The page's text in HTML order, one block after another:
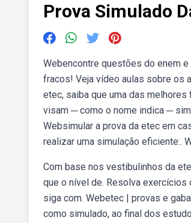
Prova Simulado
Webencontre questões do enem
fracos! Veja vídeo aulas sobre os
etec, saiba que uma das
visam ─ como o nome indica ─
Websimular a prova da etec em
realizar uma simulação eficiente:.
Com base nos vestibulinhos da
que o nível de. Resolva
siga com. Webetec | provas e
como simulado, ao final dos